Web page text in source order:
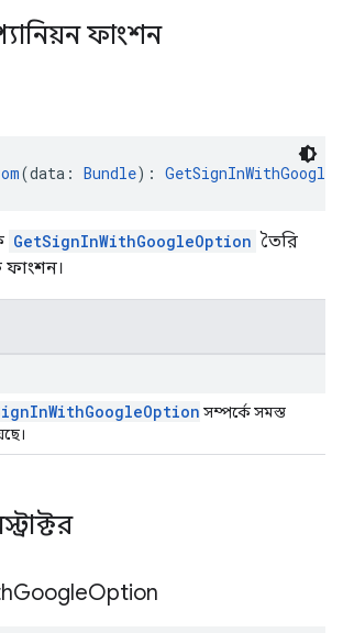
ফাংশন
(data: Bundle):
GetSignInWithGoogleOption তৈরি
সম্পর্কে সমস্ত
GoogleOption